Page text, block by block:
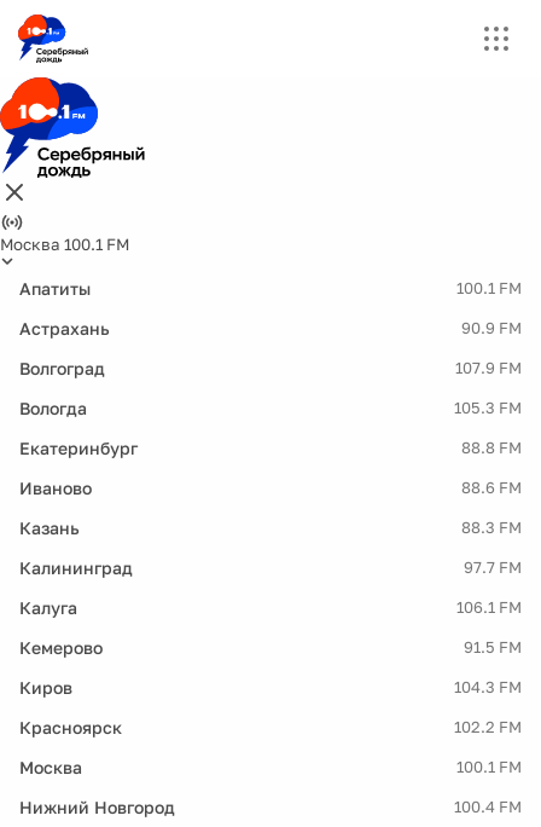
Москва 100.1 FM
Апатиты 100.1 FM
Астрахань 90.9 FM
Волгоград 107.9 FM
Вологда 105.3 FM
Екатеринбург 88.8 FM
Иваново 88.6 FM
Казань 88.3 FM
Калининград 97.7 FM
Калуга 106.1 FM
Кемерово 91.5 FM
Киров 104.3 FM
Красноярск 102.2 FM
Москва 100.1 FM
Нижний Новгород 100.4 FM